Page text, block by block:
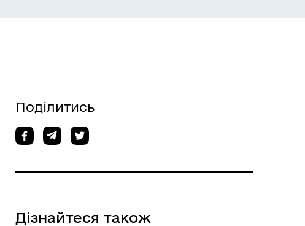
Поділитись
Дізнайтеся також